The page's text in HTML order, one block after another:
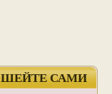
ШЕЙТЕ САМИ